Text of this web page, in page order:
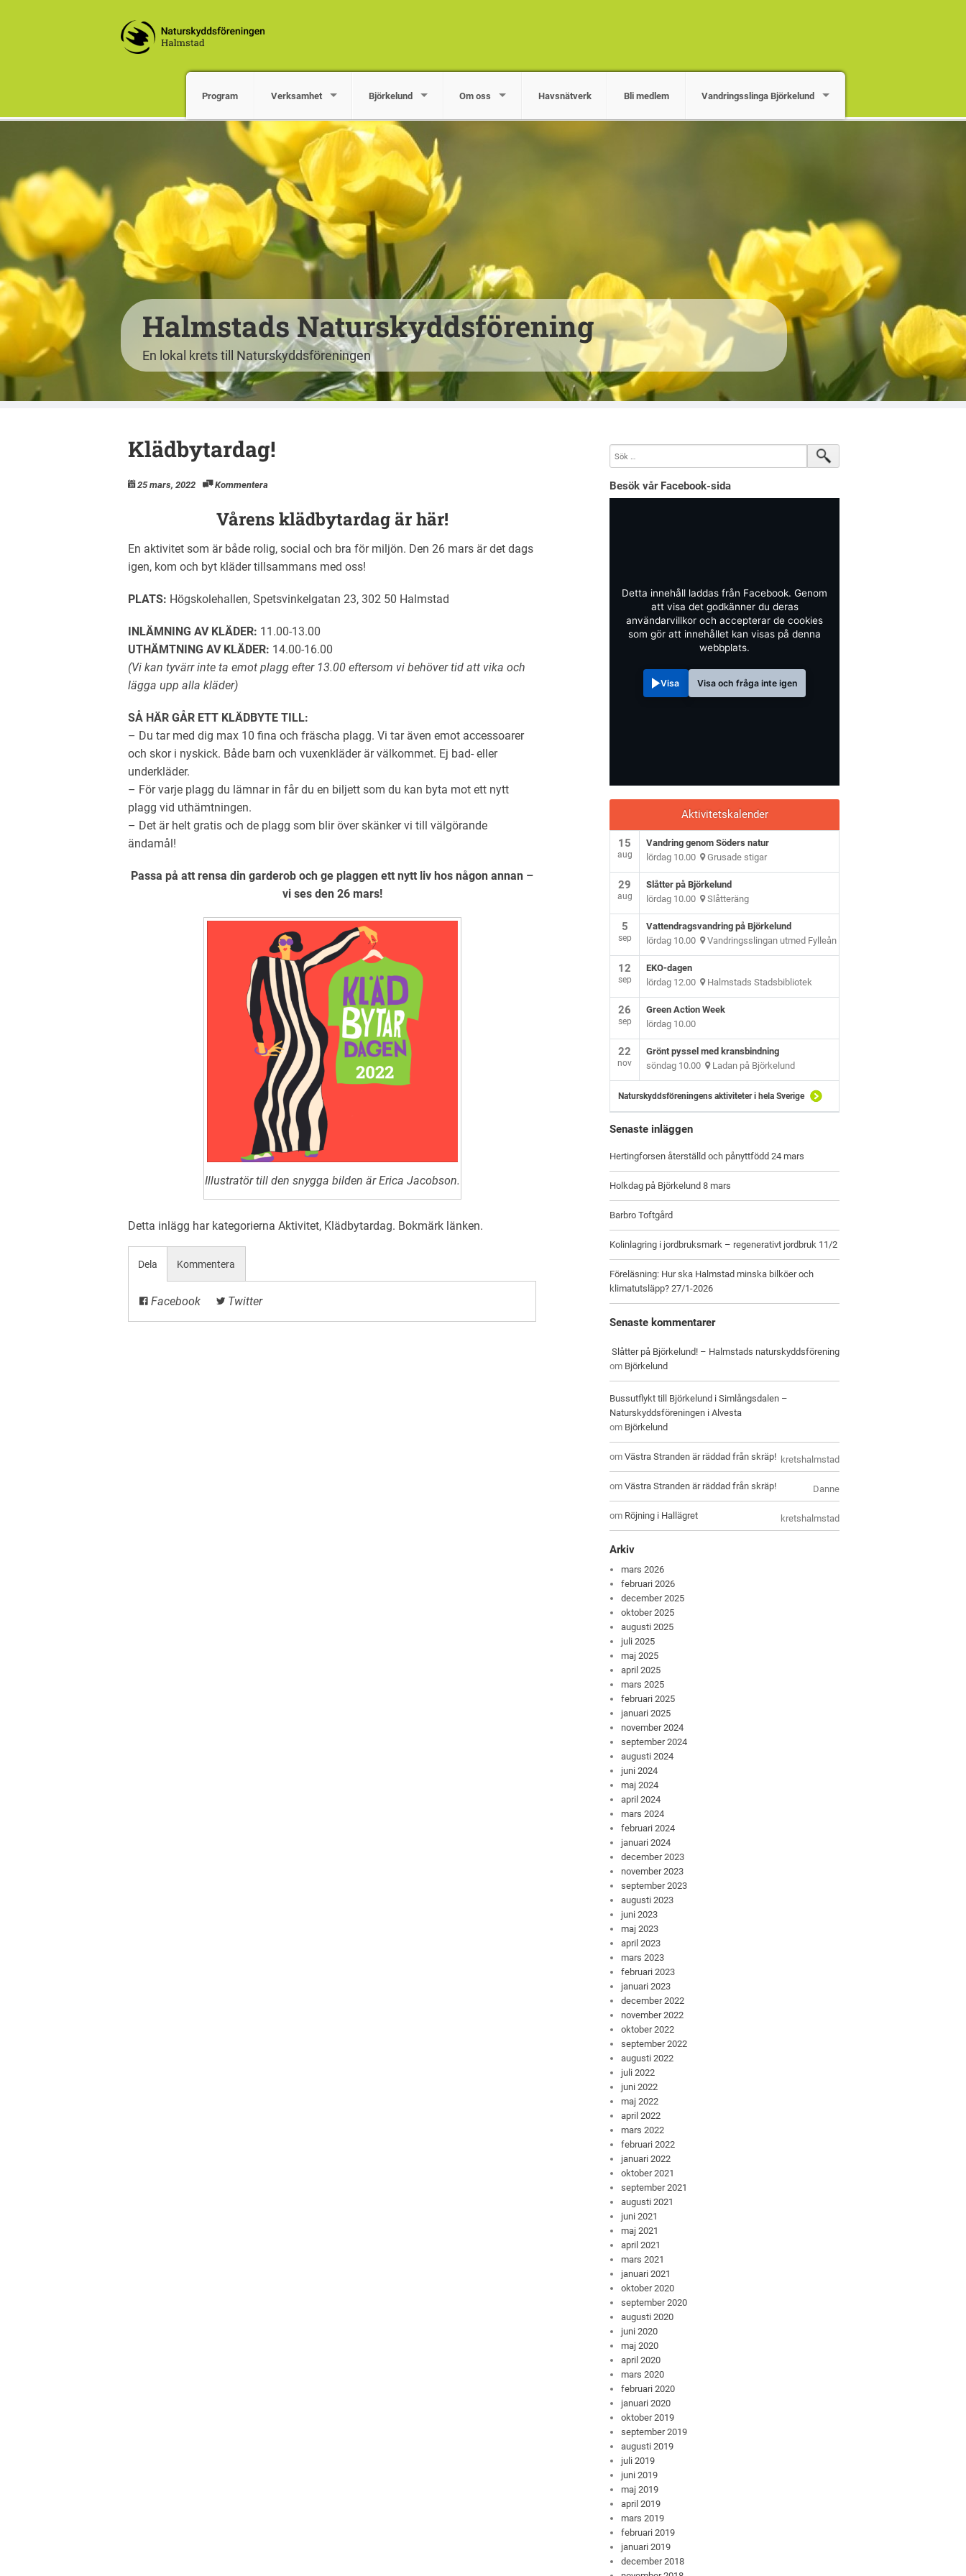
Program Verksamhet Björkelund Om oss Havsnätverk Bli medlem Vandringsslinga Björkelund
Halmstads Naturskyddsförening
En lokal krets till Naturskyddsföreningen
Klädbytardag!
25 mars, 2022 Kommentera
Vårens klädbytardag är här!
En aktivitet som är både rolig, social och bra för miljön. Den 26 mars är det dags
igen, kom och byt kläder tillsammans med oss!
PLATS: Högskolehallen, Spetsvinkelgatan 23, 302 50 Halmstad
INLÄMNING AV KLÄDER: 11.00-13.00
UTHÄMTNING AV KLÄDER: 14.00-16.00
(Vi kan tyvärr inte ta emot plagg efter 13.00 eftersom vi behöver tid att vika och
lägga upp alla kläder)
SÅ HÄR GÅR ETT KLÄDBYTE TILL:
– Du tar med dig max 10 fina och fräscha plagg. Vi tar även emot accessoarer
och skor i nyskick. Både barn och vuxenkläder är välkommet. Ej bad- eller
underkläder.
– För varje plagg du lämnar in får du en biljett som du kan byta mot ett nytt
plagg vid uthämtningen.
– Det är helt gratis och de plagg som blir över skänker vi till välgörande
ändamål!
Passa på att rensa din garderob och ge plaggen ett nytt liv hos någon annan –
vi ses den 26 mars!
Illustratör till den snygga bilden är Erica Jacobson.
Detta inlägg har kategorierna Aktivitet, Klädbytardag. Bokmärk länken.
Dela
Facebook Twitter
Kommentera
Besök vår Facebook-sida
Detta innehåll laddas från Facebook. Genom
att visa det godkänner du deras
användarvillkor och accepterar de cookies
som gör att innehållet kan visas på denna
webbplats.
Visa Visa och fråga inte igen
Aktivitetskalender
15
aug
Vandring genom Söders natur
lördag 10.00 Grusade stigar
29
aug
Slåtter på Björkelund
lördag 10.00 Slåtteräng
5
sep
Vattendragsvandring på Björkelund
lördag 10.00 Vandringsslingan utmed Fylleån
12
sep
EKO-dagen
lördag 12.00 Halmstads Stadsbibliotek
26
sep
Green Action Week
lördag 10.00
22
nov
Grönt pyssel med kransbindning
söndag 10.00 Ladan på Björkelund
Naturskyddsföreningens aktiviteter i hela Sverige
Senaste inläggen
Hertingforsen återställd och pånyttfödd 24 mars
Holkdag på Björkelund 8 mars
Barbro Toftgård
Kolinlagring i jordbruksmark – regenerativt jordbruk 11/2
Föreläsning: Hur ska Halmstad minska bilköer och
klimatutsläpp? 27/1-2026
Senaste kommentarer
Slåtter på Björkelund! – Halmstads naturskyddsförening
om Björkelund
Bussutflykt till Björkelund i Simlångsdalen –
Naturskyddsföreningen i Alvesta
om Björkelund
kretshalmstad
omVästra Stranden är räddad från skräp!
Danne
omVästra Stranden är räddad från skräp!
kretshalmstad
om Röjning i Hallägret
Arkiv
mars 2026
februari 2026
december 2025
oktober 2025
augusti 2025
juli 2025
maj 2025
april 2025
mars 2025
februari 2025
januari 2025
november 2024
september 2024
augusti 2024
juni 2024
maj 2024
april 2024
mars 2024
februari 2024
januari 2024
december 2023
november 2023
september 2023
augusti 2023
juni 2023
maj 2023
april 2023
mars 2023
februari 2023
januari 2023
december 2022
november 2022
oktober 2022
september 2022
augusti 2022
juli 2022
juni 2022
maj 2022
april 2022
mars 2022
februari 2022
januari 2022
oktober 2021
september 2021
augusti 2021
juni 2021
maj 2021
april 2021
mars 2021
januari 2021
oktober 2020
september 2020
augusti 2020
juni 2020
maj 2020
april 2020
mars 2020
februari 2020
januari 2020
oktober 2019
september 2019
augusti 2019
juli 2019
juni 2019
maj 2019
april 2019
mars 2019
februari 2019
januari 2019
december 2018